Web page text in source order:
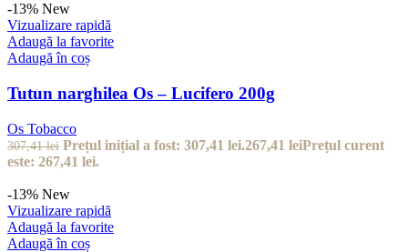
-13% New
Vizualizare rapidă
Adaugă la favorite
Adaugă în coș
Tutun narghilea Os – Lucifero 200g
Os Tobacco
307,41lei Prețul inițial a fost: 307,41 lei.267,41 leiPrețul curent
este: 267,41 lei.
-13% New
Vizualizare rapidă
Adaugă la favorite
Adaugă în coș